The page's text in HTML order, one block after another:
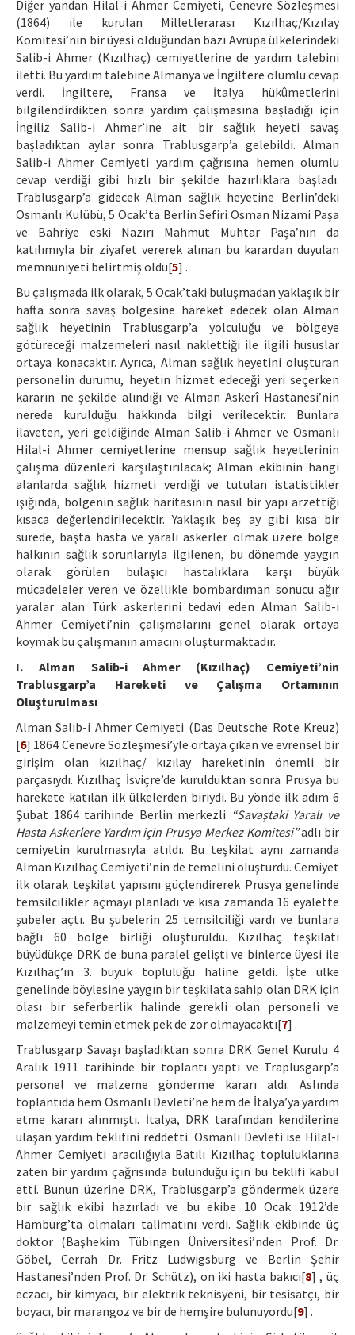
Diğer yandan Hilal-i Ahmer Cemiyeti, Cenevre Sözleşmesi
(1864) ile kurulan Milletlerarası Kızılhaç/Kızılay
Komitesi’nin bir üyesi olduğundan bazı Avrupa ülkelerindeki
Salib-i Ahmer (Kızılhaç) cemiyetlerine de yardım talebini
iletti. Bu yardım talebine Almanya ve İngiltere olumlu cevap
verdi. İngiltere, Fransa ve İtalya hükûmetlerini
bilgilendirdikten sonra yardım çalışmasına başladığı için
İngiliz Salib-i Ahmer’ine ait bir sağlık heyeti savaş
başladıktan aylar sonra Trablusgarp’a gelebildi. Alman
Salib-i Ahmer Cemiyeti yardım çağrısına hemen olumlu
cevap verdiği gibi hızlı bir şekilde hazırlıklara başladı.
Trablusgarp’a gidecek Alman sağlık heyetine Berlin’deki
Osmanlı Kulübü, 5 Ocak’ta Berlin Sefiri Osman Nizami Paşa
ve Bahriye eski Nazırı Mahmut Muhtar Paşa’nın da
katılımıyla bir ziyafet vererek alınan bu karardan duyulan
memnuniyeti belirtmiş oldu[5] .
Bu çalışmada ilk olarak, 5 Ocak’taki buluşmadan yaklaşık bir
hafta sonra savaş bölgesine hareket edecek olan Alman
sağlık heyetinin Trablusgarp’a yolculuğu ve bölgeye
götüreceği malzemeleri nasıl naklettiği ile ilgili hususlar
ortaya konacaktır. Ayrıca, Alman sağlık heyetini oluşturan
personelin durumu, heyetin hizmet edeceği yeri seçerken
kararın ne şekilde alındığı ve Alman Askerî Hastanesi’nin
nerede kurulduğu hakkında bilgi verilecektir. Bunlara
ilaveten, yeri geldiğinde Alman Salib-i Ahmer ve Osmanlı
Hilal-i Ahmer cemiyetlerine mensup sağlık heyetlerinin
çalışma düzenleri karşılaştırılacak; Alman ekibinin hangi
alanlarda sağlık hizmeti verdiği ve tutulan istatistikler
ışığında, bölgenin sağlık haritasının nasıl bir yapı arzettiği
kısaca değerlendirilecektir. Yaklaşık beş ay gibi kısa bir
sürede, başta hasta ve yaralı askerler olmak üzere bölge
halkının sağlık sorunlarıyla ilgilenen, bu dönemde yaygın
olarak görülen bulaşıcı hastalıklara karşı büyük
mücadeleler veren ve özellikle bombardıman sonucu ağır
yaralar alan Türk askerlerini tedavi eden Alman Salib-i
Ahmer Cemiyeti’nin çalışmalarını genel olarak ortaya
koymak bu çalışmanın amacını oluşturmaktadır.
I. Alman Salib-i Ahmer (Kızılhaç) Cemiyeti’nin
Trablusgarp’a Hareketi ve Çalışma Ortamının
Oluşturulması
Alman Salib-i Ahmer Cemiyeti (Das Deutsche Rote Kreuz)
[6] 1864 Cenevre Sözleşmesi’yle ortaya çıkan ve evrensel bir
girişim olan kızılhaç/ kızılay hareketinin önemli bir
parçasıydı. Kızılhaç İsviçre’de kurulduktan sonra Prusya bu
harekete katılan ilk ülkelerden biriydi. Bu yönde ilk adım 6
Şubat 1864 tarihinde Berlin merkezli “Savaştaki Yaralı ve
Hasta Askerlere Yardım için Prusya Merkez Komitesi”adlı bir
cemiyetin kurulmasıyla atıldı. Bu teşkilat aynı zamanda
Alman Kızılhaç Cemiyeti’nin de temelini oluşturdu. Cemiyet
ilk olarak teşkilat yapısını güçlendirerek Prusya genelinde
temsilcilikler açmayı planladı ve kısa zamanda 16 eyalette
şubeler açtı. Bu şubelerin 25 temsilciliği vardı ve bunlara
bağlı 60 bölge birliği oluşturuldu. Kızılhaç teşkilatı
büyüdükçe DRK de buna paralel gelişti ve binlerce üyesi ile
Kızılhaç’ın 3. büyük topluluğu haline geldi. İşte ülke
genelinde böylesine yaygın bir teşkilata sahip olan DRK için
olası bir seferberlik halinde gerekli olan personeli ve
malzemeyi temin etmek pek de zor olmayacaktı[7] .
Trablusgarp Savaşı başladıktan sonra DRK Genel Kurulu 4
Aralık 1911 tarihinde bir toplantı yaptı ve Traplusgarp’a
personel ve malzeme gönderme kararı aldı. Aslında
toplantıda hem Osmanlı Devleti’ne hem de İtalya’ya yardım
etme kararı alınmıştı. İtalya, DRK tarafından kendilerine
ulaşan yardım teklifini reddetti. Osmanlı Devleti ise Hilal-i
Ahmer Cemiyeti aracılığıyla Batılı Kızılhaç topluluklarına
zaten bir yardım çağrısında bulunduğu için bu teklifi kabul
etti. Bunun üzerine DRK, Trablusgarp’a göndermek üzere
bir sağlık ekibi hazırladı ve bu ekibe 10 Ocak 1912’de
Hamburg’ta olmaları talimatını verdi. Sağlık ekibinde üç
doktor (Başhekim Tübingen Üniversitesi’nden Prof. Dr.
Göbel, Cerrah Dr. Fritz Ludwigsburg ve Berlin Şehir
Hastanesi’nden Prof. Dr. Schütz), on iki hasta bakıcı[8] , üç
eczacı, bir kimyacı, bir elektrik teknisyeni, bir tesisatçı, bir
boyacı, bir marangoz ve bir de hemşire bulunuyordu[9] .